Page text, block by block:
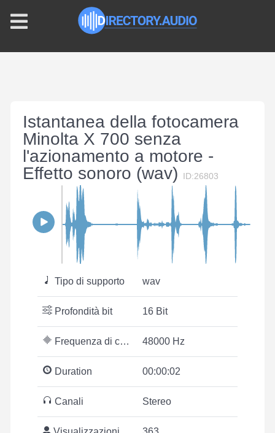
Istantanea della fotocamera
Minolta X 700 senza
l'azionamento a motore -
Effetto sonoro (wav)
ID:26803
Tipo di supporto wav
Profondità bit 16 Bit
Frequenza di campionamento 48000 Hz
Duration 00:00:02
Canali Stereo